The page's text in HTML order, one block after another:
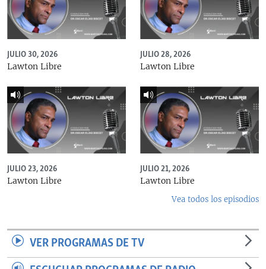
JULIO 30, 2026
Lawton Libre
JULIO 28, 2026
Lawton Libre
JULIO 23, 2026
Lawton Libre
JULIO 21, 2026
Lawton Libre
Vea todos los episodios
VER PROGRAMAS DE TV